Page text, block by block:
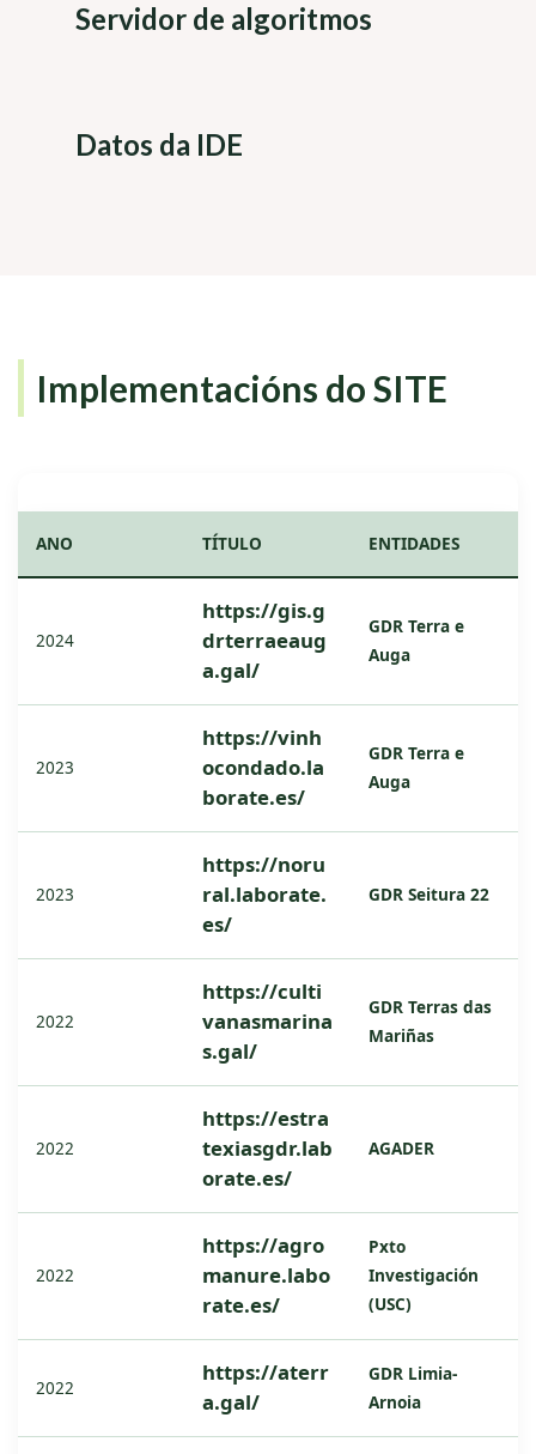
Servidor de algoritmos
Datos da IDE
Implementacións do SITE
ANO TÍTULO ENTIDADES
2024
https://gis.g
drterraeaug
a.gal/
GDR Terra e
Auga
2023
https://vinh
ocondado.la
borate.es/
GDR Terra e
Auga
2023
https://noru
ral.laborate.
es/
GDR Seitura 22
2022
https://culti
vanasmarina
s.gal/
GDR Terras das
Mariñas
2022
https://estra
texiasgdr.lab
orate.es/
AGADER
2022
https://agro
manure.labo
rate.es/
Pxto
Investigación
(USC)
2022
https://aterr
a.gal/
GDR Limia-
Arnoia